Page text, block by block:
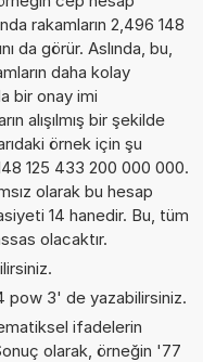
rakamların 2,496 148
da görür. Aslında, bu,
daha kolay
bir onay imi
alışılmış bir şekilde
örnek için şu
125 433 200 000 000.
olarak bu hesap
14 hanedir. Bu, tüm
olacaktır.
3' de yazabilirsiniz.
ifadelerin
olarak, örneğin '77